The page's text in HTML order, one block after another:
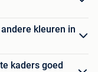
kleuren in
kaders goed